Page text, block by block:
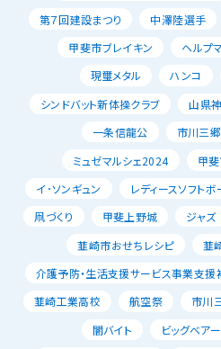
第７回建設まつり
中澤陸選手
甲斐市ブレイキン
ヘルプ
現璽メタル
ハンコ
シンドバット新体操クラブ
山県
一条信龍公
市川三
ミュゼマルシェ2024
甲
イ･ソンギュン
レディースソフト
凧づくり
甲斐上野城 ジャズ
韮崎市おせちレシピ
韮
介護予防・生活支援サービス事業支援
韮崎工業高校
航空祭 市川
闇バイト
ビッグベア